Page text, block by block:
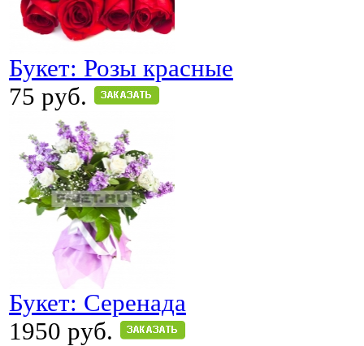
Букет: Розы красные
75 руб.
Букет: Серенада
1950 руб.